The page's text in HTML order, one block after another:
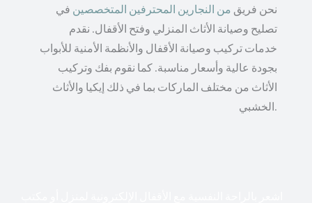
نحن فريق من النجارين المحترفين المتخصصين في
تصليح وصيانة الأثاث المنزلي وفتح الأقفال. نقدم
خدمات تركيب وصيانة الأقفال والأنظمة الأمنية للأبواب
بجودة عالية وأسعار مناسبة. كما نقوم بفك وتركيب
الأثاث من مختلف الماركات بما في ذلك إيكيا والأثاث
الخشبي.